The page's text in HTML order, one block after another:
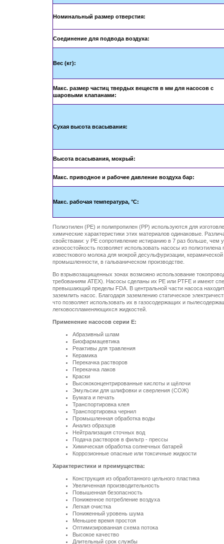
Номинальный размер отверстия:
Соединение для подвода воздуха:
Вес (кг):
Макс. размер частиц твердых веществ в мм для насосов с
шаровыми клапанами:
Сухая высота всасывания:
Высота всасывания, мокрый:
Макс. приводное и рабочее давление воздуха бар:
Макс. рабочая температура, °C:
Полиэтилен (PE) и полипропилен (PP) используются для
химические характеристики этих материалов одинаковые.
свойствами: у PE сопротивление истиранию в 7 раз больше, чем
износостойкость позволяет использовать насосы из полиэтилена
известкового молока для мокрой десульфуризации,
промышленности, в гальваническом производстве.
Во взрывозащищенных зонах возможно использование
требованиям ATEX). Насосы сделаны их PE или PTFE и имеют
превышающий пределы FDA. В центральной части насоса
заземлить насос. Благодаря заземлению статическое
что позволяет использовать их в газосодержащих и
легковоспламеняющихся жидкостей.
Применение насосов серии E:
Абразивный шлам
Биофармацевтика
Реактивы для травления
Керамика
Перекачка растворов
Перекачка лаков
Краски
Высококонцентрированные кислоты и щёлочи
Эмульсии для шлифовки и сверления (СОЖ)
Бумага и печать
Транспортировка клея
Транспортировка чернил
Промышленная обработка воды
Анализ образцов
Нейтрализация сточных вод
Подача растворов в фильтр - прессы
Химическая обработка солнечных батарей
Коррозионные опасные или токсичные жидкости
Характеристики и преимущества:
Конструкция из обработанного цельного пластика
Увеличенная производительность
Повышенная безопасность
Пониженное потребление воздуха
Легкая очистка
Пониженный уровень шума
Меньшее время простоя
Оптимизированная схема потока
Высокое качество
Длительный срок службы